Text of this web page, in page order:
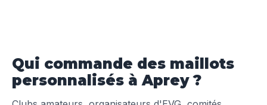
Qui commande des maillots
personnalisés à Aprey ?